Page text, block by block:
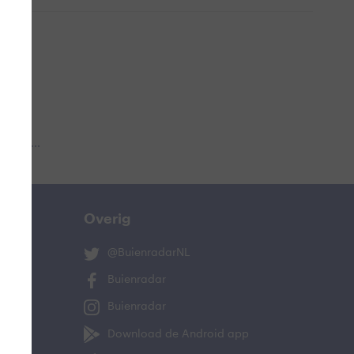
Overig
@BuienradarNL
Buienradar
Buienradar
Download de Android app